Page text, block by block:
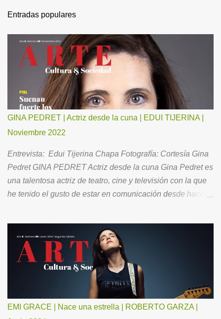
Entradas populares
GINA PEDRET | Actriz desde la cuna | EDUI TIJERINA |
Noviembre 2022
Entrevista: Edui Tijerina Chapa Fotografía: Cortesía Gina
Pedret GINA PEDRET Actriz desde la cuna Gina Pedret es
una talentosa actriz de teatro, cine y televisión con la que
he tenido el gusto de estar en comunicación desde hace
acerca de su brillante trayectoria, así como de su vida
familiar y la óptica con la que se relaciona con el entorno.
Como es mi costumbre, le pedí “comenzar por el principio”.
Mi infancia fue tranquila, feliz. Siempre fui intensa en mis
emociones y en mis sentimientos. Mis pades se
divorciaron cuando yo tenía 9 años. Fue una tristeza
EMI GRACE | Nace una estrella | ROBERTO GARZA |